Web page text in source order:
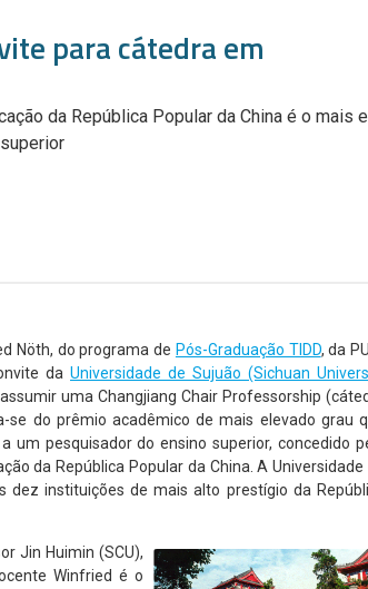
para cátedra em
da República Popular da China é o mais
Nöth, do programa de Pós-Graduação TIDD, da
da Universidade de Sujuão (Sichuan
uma Changjiang Chair Professorship
se do prêmio acadêmico de mais elevado grau
um pesquisador do ensino superior, concedido
da República Popular da China. A Universidade
dez instituições de mais alto prestígio da
Jin Huimin (SCU),
Winfried é o